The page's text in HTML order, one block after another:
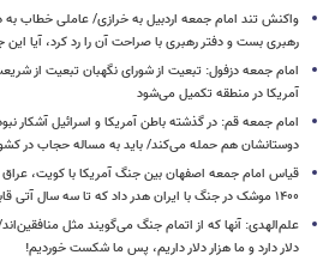
واکنش تند امام جمعه اردبیل به خرازی/ عاملی خطاب
رهبری بست و دفتر رهبری با صراحت آن را رد کرد، آیا
امام جمعه دزفول: تبعیت از شورای نگهبان تبعیت از
آمریکا در منطقه تکمیل می‌شود
امام جمعه قم: در گذشته باطن آمریکا و اسرائیل آشکار
دوستانشان هم حمله می‌کند/ باید به مساله حجاب در
قیاس امام جمعه اصفهان بین جنگ آمریکا با کویت،
۱۴۰۰ موشک در جنگ با ایران هدر داد که تا سه سال آتی قابل جبران نیست
دلار دارد و ما هزار دلار داریم، پس ما شکست خوردیم!